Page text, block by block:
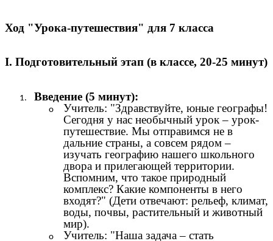
Ход "Урока-путешествия" для 7 класса
I. Подготовительный этап (в классе, 20-25 минут)
Введение (5 минут):
Учитель: "Здравствуйте, юные географы!
Сегодня у нас необычный урок – урок-
путешествие. Мы отправимся не в
дальние страны, а совсем рядом –
изучать географию нашего школьного
двора и прилегающей территории.
Вспомним, что такое природный
комплекс? Какие компоненты в него
входят?" (Дети отвечают: рельеф, климат,
воды, почвы, растительный и животный
мир).
Учитель: "Наша задача – стать